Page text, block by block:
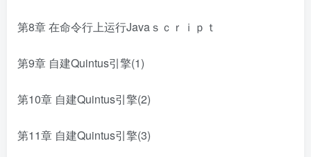
第8章 在命令行上运行Javaｓｃｒｉｐｔ
第9章 自建Quintus引擎(1)
第10章 自建Quintus引擎(2)
第11章 自建Quintus引擎(3)